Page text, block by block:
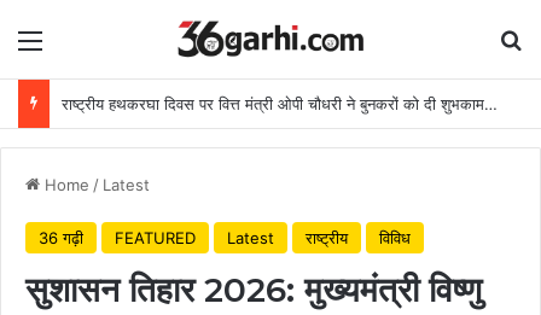
Menu
राष्ट्रीय हथकरघा दिवस पर वित्त मंत्री ओपी चौधरी ने बुनकरों को दी शुभकामनाएं
Home / Latest
36 गढ़ी FEATURED Latest राष्ट्रीय विविध
सुशासन तिहार 2026: मुख्यमंत्री विष्णु